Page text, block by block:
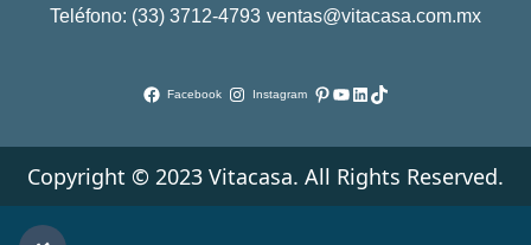
Teléfono: (33) 3712-4793 ventas@vitacasa.com.mx
Facebook Instagram Pinterest
YouTube
LinkedIn
TikTok
Copyright © 2023 Vitacasa. All Rights Reserved.